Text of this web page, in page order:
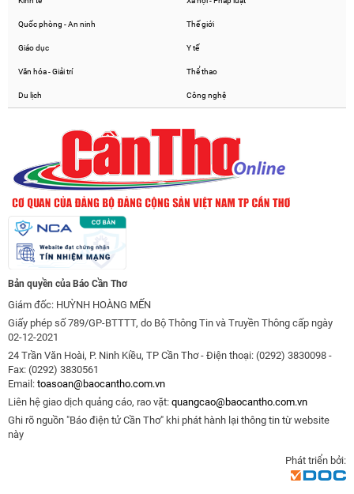
Quốc phòng - An ninh Thế giới
Giáo dục Y tế
Văn hóa - Giải trí Thể thao
Du lịch Công nghệ
Bản quyền của Báo Cần Thơ
Giám đốc: HUỲNH HOÀNG MẾN
Giấy phép số 789/GP-BTTTT, do Bộ Thông Tin và Truyền Thông cấp ngày
02-12-2021
24 Trần Văn Hoài, P. Ninh Kiều, TP Cần Thơ - Điện thoại: (0292) 3830098 -
Fax: (0292) 3830561
Email: toasoan@baocantho.com.vn
Liên hệ giao dịch quảng cáo, rao vặt: quangcao@baocantho.com.vn
Ghi rõ nguồn "Báo điện tử Cần Thơ" khi phát hành lại thông tin từ website
này
Phát triển bởi: